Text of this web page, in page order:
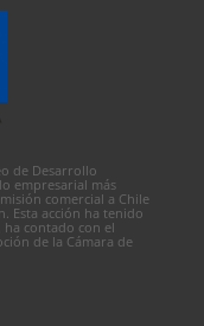
de Desarrollo
empresarial más
comercial a Chile
Esta acción ha tenido
ha contado con el
de la Cámara de